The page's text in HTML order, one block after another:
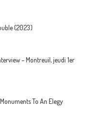
(2023)
– Montreuil, jeudi 1er
To An Elegy